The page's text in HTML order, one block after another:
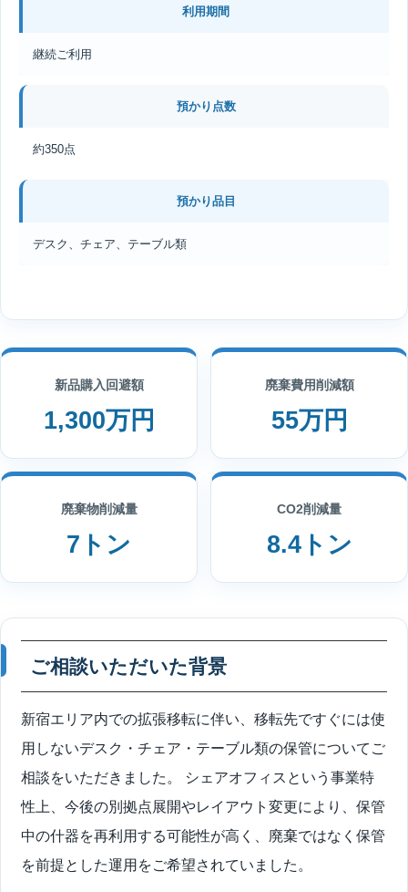
利用期間
継続ご利用
預かり点数
約350点
預かり品目
デスク、チェア、テーブル類
新品購入回避額
1,300万円
廃棄費用削減額
55万円
廃棄物削減量
7トン
CO2削減量
8.4トン
ご相談いただいた背景
新宿エリア内での拡張移転に伴い、移転先ですぐには使
用しないデスク・チェア・テーブル類の保管についてご
相談をいただきました。 シェアオフィスという事業特
性上、今後の別拠点展開やレイアウト変更により、保管
中の什器を再利用する可能性が高く、廃棄ではなく保管
を前提とした運用をご希望されていました。